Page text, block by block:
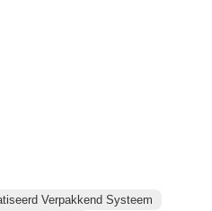
Verpakkend Systeem